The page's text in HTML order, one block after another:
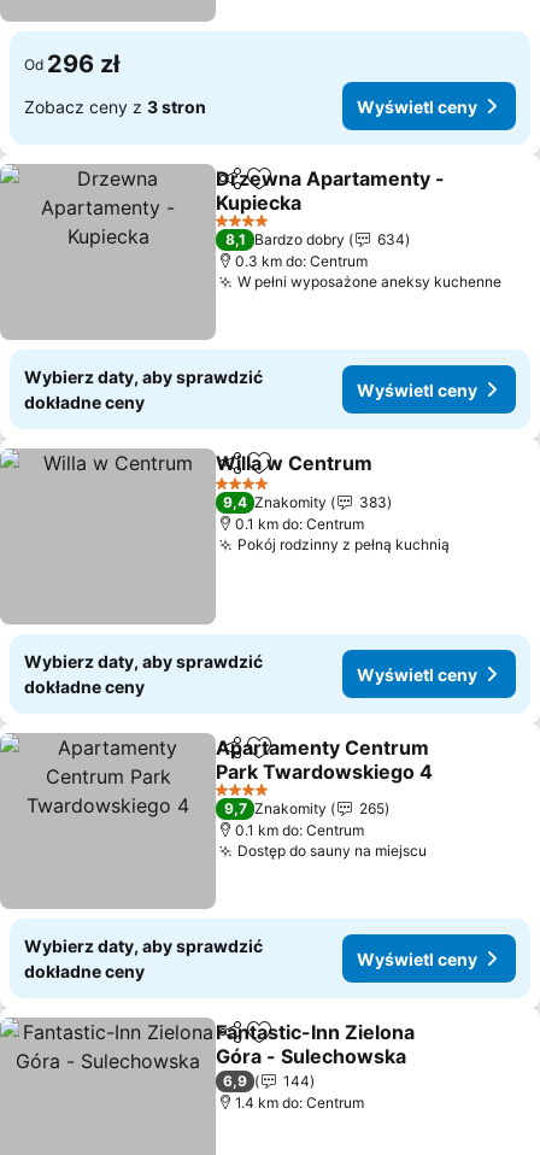
Od 296 zł
Zobacz ceny z 3 stron Wyświetl ceny
UdostępnijDodaj do ulubionych
Drzewna Apartamenty -
Kupiecka
Wyświetl ceny
4 Kategoria
8,1 Bardzo dobry
634
0.3 km do: Centrum
W pełni wyposażone aneksy kuchenne
Wybierz daty, aby sprawdzić
dokładne ceny
Wyświetl ceny
Udostępnij
Dodaj do ulubionych
Willa w Centrum
4 Kategoria
9,4 Znakomity
383
0.1 km do: Centrum
Pokój rodzinny z pełną kuchnią
Wybierz daty, aby sprawdzić
dokładne ceny
Wyświetl ceny
Udostępnij
Dodaj do ulubionych
Apartamenty Centrum
Park Twardowskiego 4
Wyświetl ceny
4 Kategoria
9,7 Znakomity
265
0.1 km do: Centrum
Dostęp do sauny na miejscu
Wybierz daty, aby sprawdzić
dokładne ceny
Wyświetl ceny
UdostępnijDodaj do ulubionych
Fantastic-Inn Zielona
Góra - Sulechowska
Wyświetl ceny
6,9
144
1.4 km do: Centrum